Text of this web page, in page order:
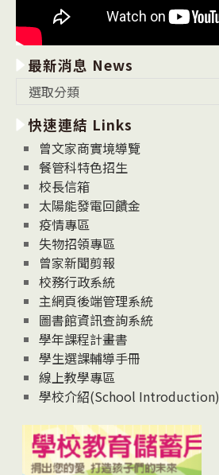
最新消息 News
消
息
News
選取分類
快速連結 Links
曾文家商實境導覽
餐管科特色招生
校長信箱
太陽能發電回饋金
疫情專區
失物招領專區
曾家新聞剪報
校務行政系統
主網頁後端管理系統
圖書館資訊查詢系統
學年課程計畫書
學生選課輔導手冊
線上教學專區
學校介紹(School Introduction)